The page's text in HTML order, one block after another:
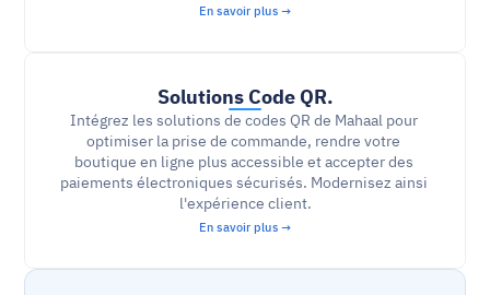
En savoir plus →
Solutions Code QR.
Intégrez les solutions de codes QR de Mahaal pour
optimiser la prise de commande, rendre votre
boutique en ligne plus accessible et accepter des
paiements électroniques sécurisés. Modernisez ainsi
l'expérience client.
En savoir plus →